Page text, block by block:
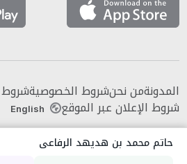
المدونةمن نحنشروط الخصوصيةشروط
شروط الإعلان عبر الموقع English
حاتم محمد بن هديهد الرفاعى